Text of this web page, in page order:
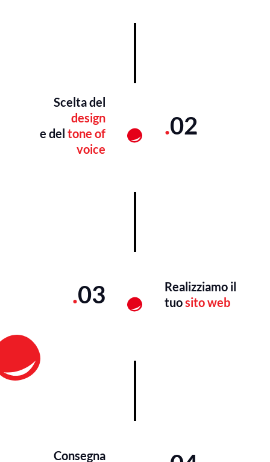
Scelta del
design
e deltone of
voice
.02
.03
Realizziamo il
tuosito web
Consegna